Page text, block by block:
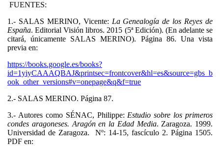
FUENTES:
1.- SALAS MERINO, Vicente: La Genealogía de los Reyes de
España. Editorial Visión libros. 2015 (5ª Edición). (En adelante se
citará, únicamente SALAS MERINO). Página 86. Una vista
previa en:
https://books.google.es/books?
id=1yiyCAAAQBAJ&printsec=frontcover&hl=es&source=gbs_b
ook_other_versions#v=onepage&q&f=true
2.- SALAS MERINO. Página 87.
3.- Autores como SÉNAC, Philippe: Estudio sobre los primeros
condes aragoneses. Aragón en la Edad Media. Zaragoza. 1999.
Universidad de Zaragoza.
Nº: 14-15, fascículo 2. Página 1505.
PDF en: